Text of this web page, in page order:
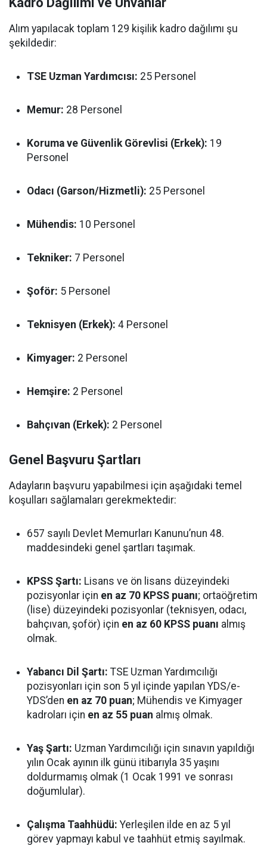
Alım yapılacak toplam 129 kişilik kadro dağılımı şu
şekildedir:
TSE Uzman Yardımcısı: 25 Personel
Memur: 28 Personel
Koruma ve Güvenlik Görevlisi (Erkek): 19
Personel
Odacı (Garson/Hizmetli): 25 Personel
Mühendis: 10 Personel
Tekniker: 7 Personel
Şoför: 5 Personel
Teknisyen (Erkek): 4 Personel
Kimyager: 2 Personel
Hemşire: 2 Personel
Bahçıvan (Erkek): 2 Personel
Genel Başvuru Şartları
Adayların başvuru yapabilmesi için aşağıdaki temel
koşulları sağlamaları gerekmektedir:
657 sayılı Devlet Memurları Kanunu’nun 48.
maddesindeki genel şartları taşımak.
KPSS Şartı: Lisans ve ön lisans düzeyindeki
pozisyonlar için en az 70 KPSS puanı; ortaöğretim
(lise) düzeyindeki pozisyonlar (teknisyen, odacı,
bahçıvan, şoför) için en az 60 KPSS puanı almış
olmak.
Yabancı Dil Şartı: TSE Uzman Yardımcılığı
pozisyonları için son 5 yıl içinde yapılan YDS/e-
YDS’den en az 70 puan; Mühendis ve Kimyager
kadroları için en az 55 puan almış olmak.
Yaş Şartı: Uzman Yardımcılığı için sınavın yapıldığı
yılın Ocak ayının ilk günü itibarıyla 35 yaşını
doldurmamış olmak (1 Ocak 1991 ve sonrası
doğumlular).
Çalışma Taahhüdü: Yerleşilen ilde en az 5 yıl
görev yapmayı kabul ve taahhüt etmiş sayılmak.